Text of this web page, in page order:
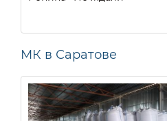
МК в Саратове